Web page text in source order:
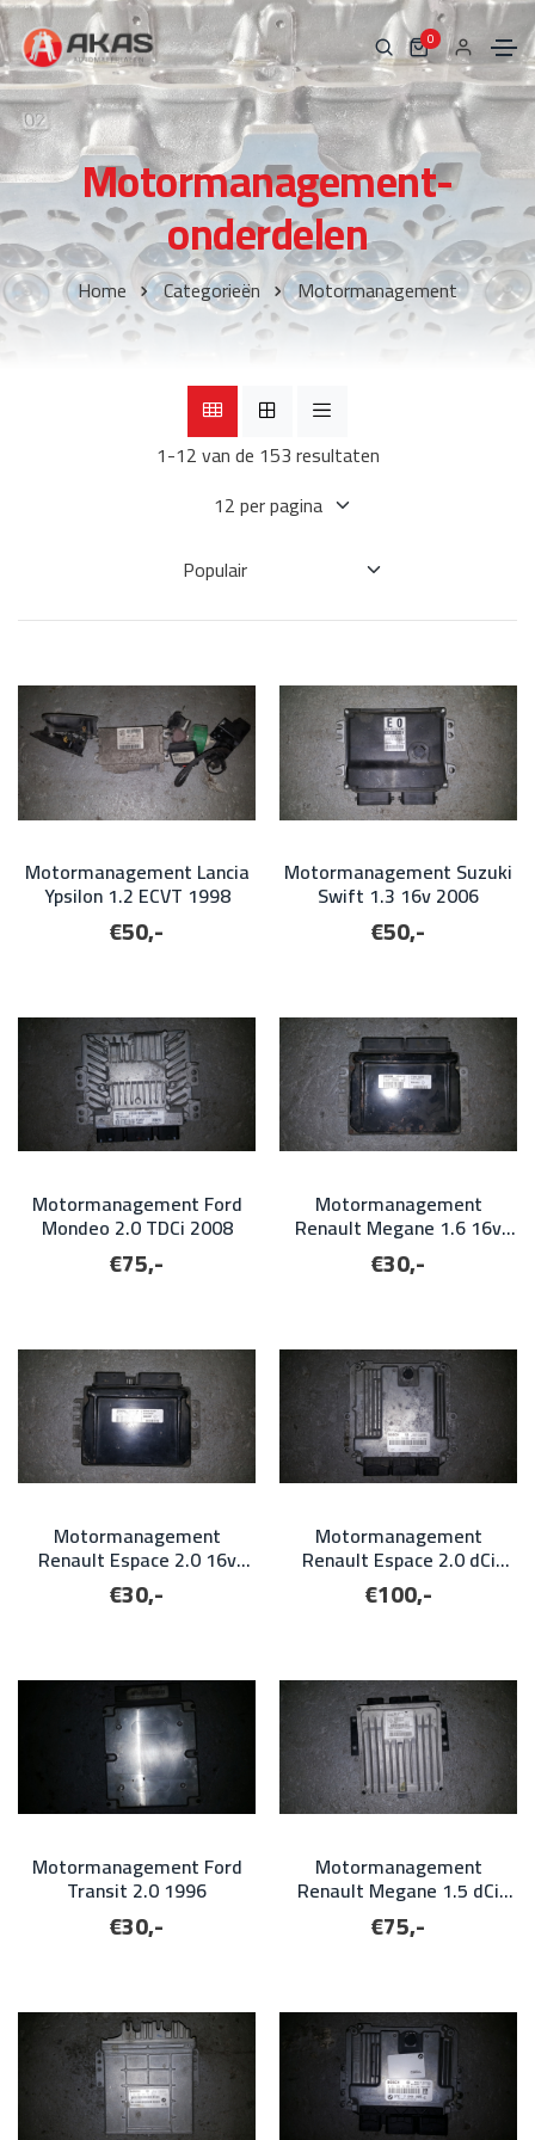
0
Motormanagement-
onderdelen
Home Categorieën Motormanagement
1-12 van de 153 resultaten
Motormanagement Lancia
Ypsilon 1.2 ECVT 1998
€50,-
Motormanagement Suzuki
Swift 1.3 16v 2006
€50,-
Motormanagement Ford
Mondeo 2.0 TDCi 2008
€75,-
Motormanagement
Renault Megane 1.6 16v
1999
€30,-
Motormanagement
Renault Espace 2.0 16v
2000
€30,-
Motormanagement
Renault Espace 2.0 dCi
2010
€100,-
Motormanagement Ford
Transit 2.0 1996
€30,-
Motormanagement
Renault Megane 1.5 dCi
2005
€75,-